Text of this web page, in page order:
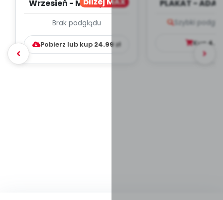
Wrzesień - MIESIĘCZNY
WYCHOWAWCZO –
DYDAKTYC...
Brak podglądu
Pobierz lub kup 24.99zł
PLAKAT -
Szybki
Kup